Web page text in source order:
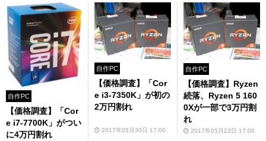
自作PC
【価格調査】「Cor
e i7-7700K」がつい
に4万円割れ
自作PC
【価格調査】「Cor
e i3-7350K」が初の
2万円割れ
2017年05月30日 17:00
自作PC
【価格調査】Ryzen
続落、Ryzen 5 160
0Xが一部で3万円割
れ
2017年05月23日 17:00